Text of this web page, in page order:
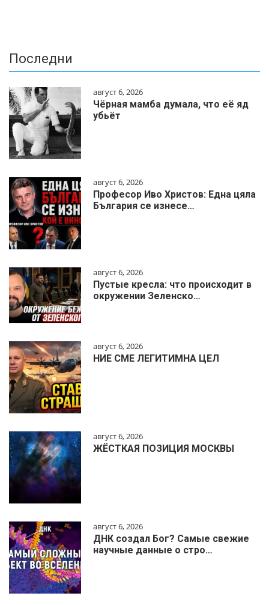
Последни
август 6, 2026
Чёрная мамба думала, что её яд
убьёт
август 6, 2026
Професор Иво Христов: Една цяла
България се изнесе…
август 6, 2026
Пустые кресла: что происходит в
окружении Зеленско…
август 6, 2026
НИЕ СМЕ ЛЕГИТИМНА ЦЕЛ
август 6, 2026
ЖЁСТКАЯ ПОЗИЦИЯ МОСКВЫ
август 6, 2026
ДНК создал Бог? Самые свежие
научные данные о стро…